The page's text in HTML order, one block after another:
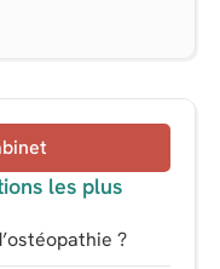
les plus
?